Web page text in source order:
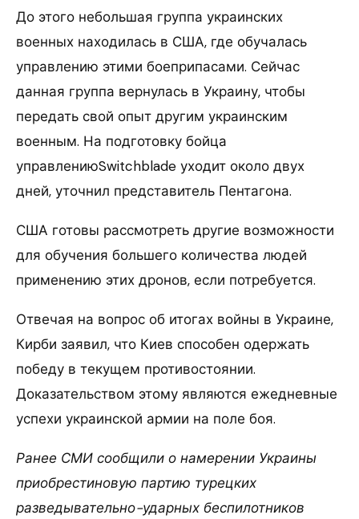
До этого небольшая группа украинских
военных находилась в США, где обучалась
управлению этими боеприпасами. Сейчас
данная группа вернулась в Украину, чтобы
передать свой опыт другим украинским
военным. На подготовку бойца
управлениюSwitchblade уходит около двух
дней, уточнил представитель Пентагона.
США готовы рассмотреть другие возможности
для обучения большего количества людей
применению этих дронов, если потребуется.
Отвечая на вопрос об итогах войны в Украине,
Кирби заявил, что Киев способен одержать
победу в текущем противостоянии.
Доказательством этому являются ежедневные
успехи украинской армии на поле боя.
Ранее СМИ сообщили о намерении Украины
приобрестиновую партию турецких
разведывательно-ударных беспилотников